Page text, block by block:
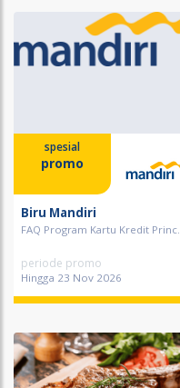
spesial
promo
Biru Mandiri
FAQ Program Kartu Kredit Princ...
periode promo
Hingga 23 Nov 2026